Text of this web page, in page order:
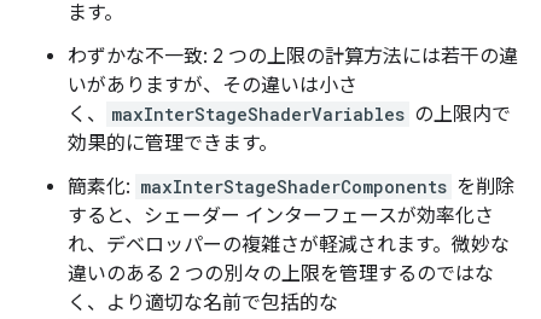
ます。
わずかな不一致: 2 つの上限の計算方法には若干の違
いがありますが、その違いは小さ
く、
maxInterStageShaderVariables の上限内で
効果的に管理できます。
簡素化: maxInterStageShaderComponents を削除
すると、シェーダー インターフェースが効率化さ
れ、デベロッパーの複雑さが軽減されます。微妙な
違いのある 2 つの別々の上限を管理するのではな
く、より適切な名前で包括的な